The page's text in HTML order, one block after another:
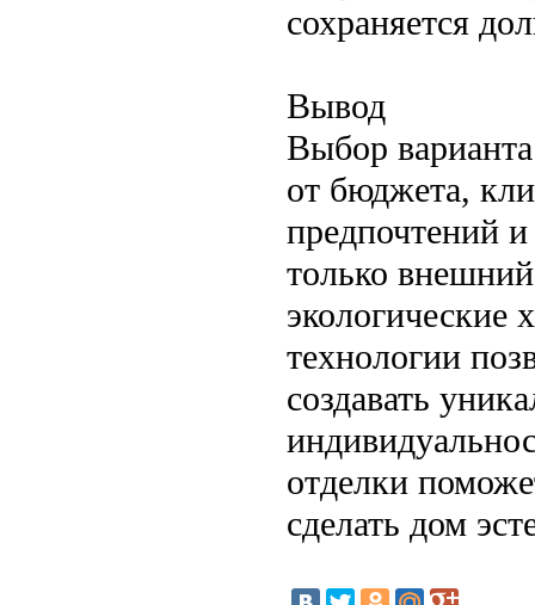
сохраняется
Вывод
Выбор
от бюджета,
предпочтений
только
экологические
технологии
создавать
отделки
сделать дом